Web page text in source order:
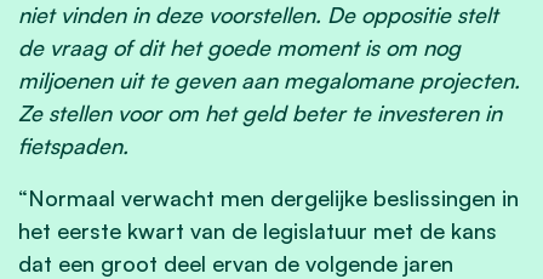
niet vinden in deze voorstellen. De oppositie stelt
de vraag of dit het goede moment is om nog
miljoenen uit te geven aan megalomane projecten.
Ze stellen voor om het geld beter te investeren in
fietspaden.
“Normaal verwacht men dergelijke beslissingen in
het eerste kwart van de legislatuur met de kans
dat een groot deel ervan de volgende jaren